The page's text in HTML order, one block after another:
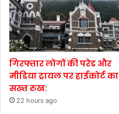
गिरफ्तार लोगों की परेड और
मीडिया ट्रायल पर हाईकोर्ट का
सख्त रुख:
22 hours ago